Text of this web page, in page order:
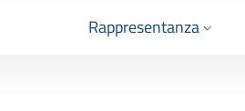
Rappresentanza